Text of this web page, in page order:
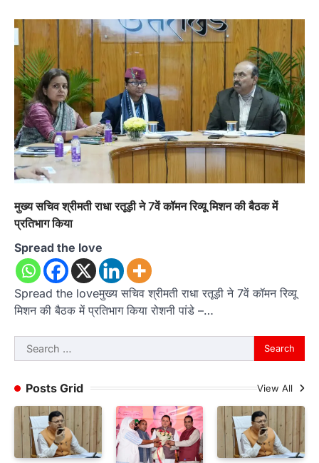
मुख्य सचिव श्रीमती राधा रतूड़ी ने 7वें कॉमन रिव्यू मिशन की बैठक में
प्रतिभाग किया
Spread the love
Spread the loveमुख्य सचिव श्रीमती राधा रतूड़ी ने 7वें कॉमन रिव्यू
मिशन की बैठक में प्रतिभाग किया रोशनी पांडे –…
Search
for:
Posts Grid
View All